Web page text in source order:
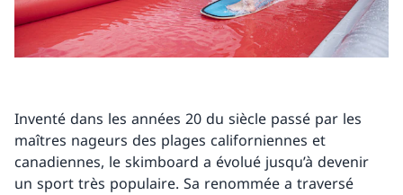
Inventé dans les années 20 du siècle passé par les
maîtres nageurs des plages californiennes et
canadiennes, le skimboard a évolué jusqu’à devenir
un sport très populaire. Sa renommée a traversé